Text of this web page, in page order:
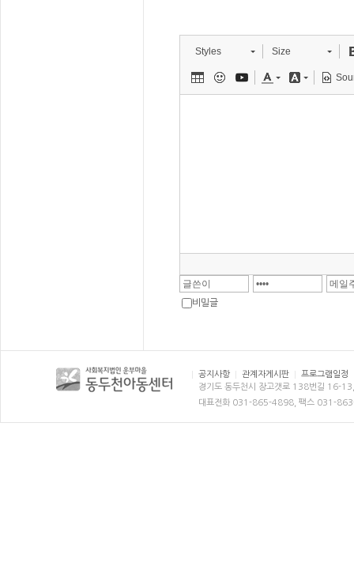
Styles Size
비밀글
경기도 동두천시 장고갯로 138번길 16-
대표전화 031-865-4898, 팩스 031-
공지사항 관계자게시판 프로그램일정